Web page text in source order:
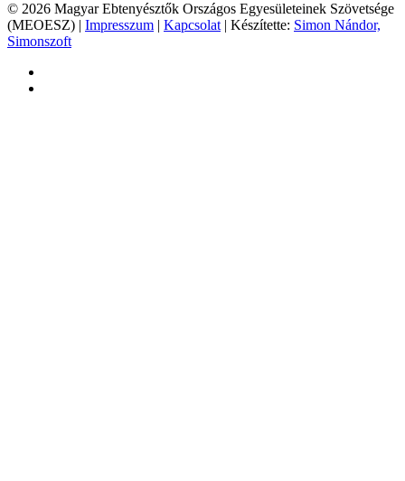
© 2026 Magyar Ebtenyésztők Országos Egyesületeinek Szövetsége
(MEOESZ) | Impresszum | Kapcsolat | Készítette: Simon Nándor,
Simonszoft